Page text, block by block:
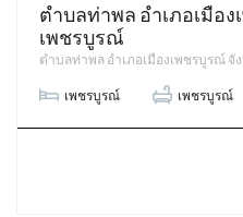
ตำบลท่าพล อำเภอเมือ
เพชรบูรณ์
ตำบลท่าพล อำเภอเมืองเพชรบูรณ์ จั
เพชรบูรณ์ เพชรบูรณ์